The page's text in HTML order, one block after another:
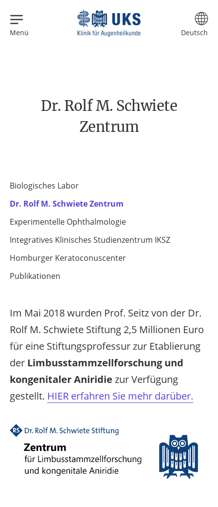
Zum Inhalt springen
Zur Navigation springen
Menü Sprache
auswählen
Dr. Rolf M. Schwiete
Zentrum
Biologisches Labor
Dr. Rolf M. Schwiete Zentrum
Experimentelle Ophthalmologie
Integratives Klinisches Studienzentrum IKSZ
Homburger Keratoconuscenter
Publikationen
Im Mai 2018 wurden Prof. Seitz von der Dr.
Rolf M. Schwiete Stiftung 2,5 Millionen Euro
für eine Stiftungsprofessur zur Etablierung
der Limbusstammzellforschung und
kongenitaler Aniridie zur Verfügung
gestellt. HIER erfahren Sie mehr darüber.